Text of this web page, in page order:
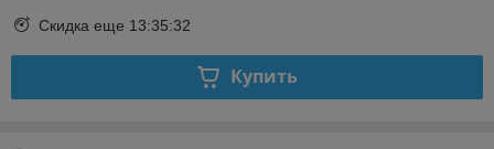
Скидка еще 13:35:31
Купить